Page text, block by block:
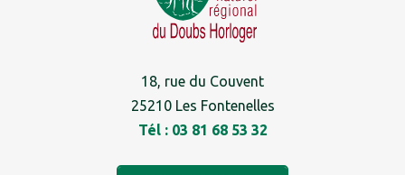
18, rue du Couvent
25210 Les Fontenelles
Tél : 03 81 68 53 32